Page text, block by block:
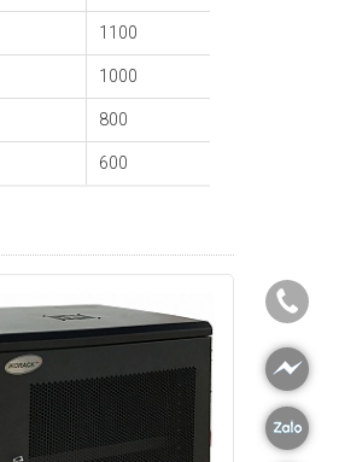
1100
1000
800
600